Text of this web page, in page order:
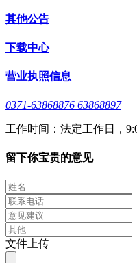
其他公告
下载中心
营业执照信息
0371-63868876 63868897
工作时间：法定工作日，
留下你宝贵的意见
文件上传